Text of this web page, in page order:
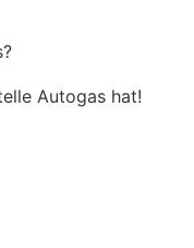
Autogas hat!